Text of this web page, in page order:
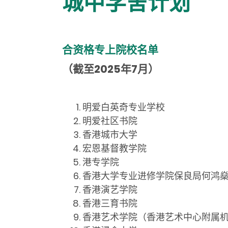
合资格专上院校名单
（截至2025年7月）
明爱白英奇专业学校
明爱社区书院
香港城市大学
宏恩基督教学院
港专学院
香港大学专业进修学院保良局何鸿
香港演艺学院
香港三育书院
香港艺术学院（香港艺术中心附属机